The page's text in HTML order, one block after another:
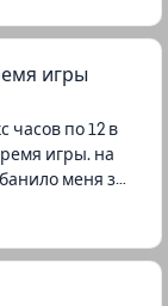
игры
часов по 12 в
меня за
за что